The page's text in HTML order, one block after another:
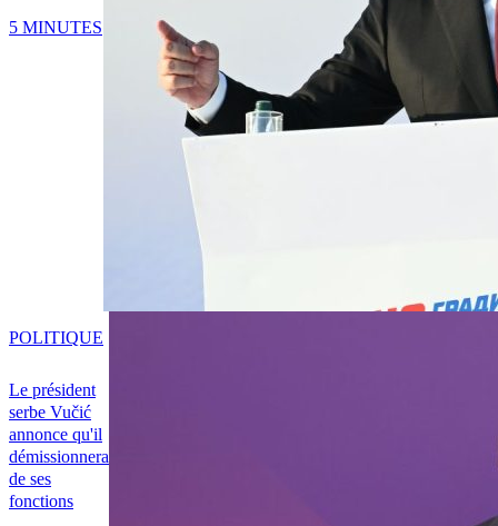
5 MINUTES
Le président
serbe Vučić
annonce qu'il
démissionnera
de ses
fonctions
POLITIQUE